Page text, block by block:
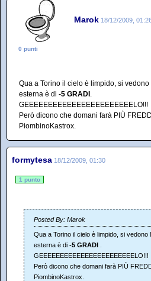
Marok 18/12/2009,
0 punti
Qua a Torino il cielo è limpido, si
esterna è di -5 GRADI .
GEEEEEEEEEEEEEEEEEEEEEEELO!!!
Però dicono che domani farà PIÙ
PiombinoKastrox.
formytesa 18/12/2009, 01:30
1 punto
Posted By: Marok
Qua a Torino il cielo è limpido, si vedono
esterna è di -5 GRADI
GEEEEEEEEEEEEEEEEEEEEEEELO!!!
Però dicono che domani farà PIÙ
PiombinoKastrox.